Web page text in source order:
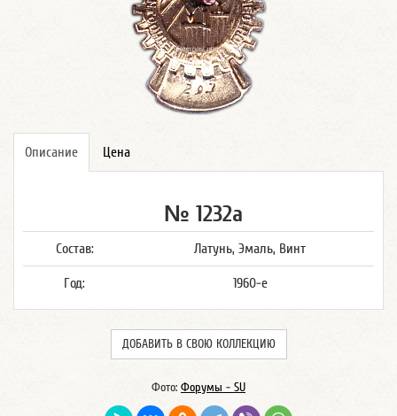
Описание Цена
№ 1232а
Состав: Латунь, Эмаль, Винт
Год: 1960-е
ДОБАВИТЬ В СВОЮ КОЛЛЕКЦИЮ
Фото: Форумы - SU